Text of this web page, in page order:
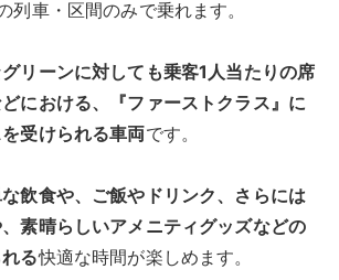
列車・区間のみで乗れます。
グリーンに対しても乗客1人当たりの席
における、『ファーストクラス』に
受けられる車両です。
飲食や、ご飯やドリンク、さらには
素晴らしいアメニティグッズなどの
る快適な時間が楽しめます。